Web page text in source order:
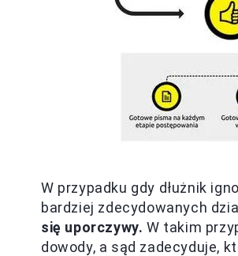
W przypadku gdy dłużnik
bardziej zdecydowanych
się uporczywy. W takim
dowody, a sąd zadecyduje,